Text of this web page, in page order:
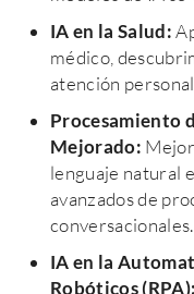
IA en la Salud:
médico,
atención
Procesamiento
Mejorado:
lenguaje natural
avanzados de
conversacionales.
IA en la
Robóticos (RPA):